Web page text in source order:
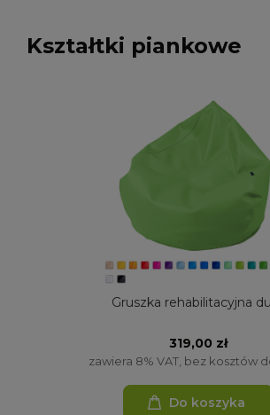
Kształtki piankowe
Gruszka rehabilitacyjna
319,00 zł
zawiera 8% VAT, bez kosztów
Do koszyka